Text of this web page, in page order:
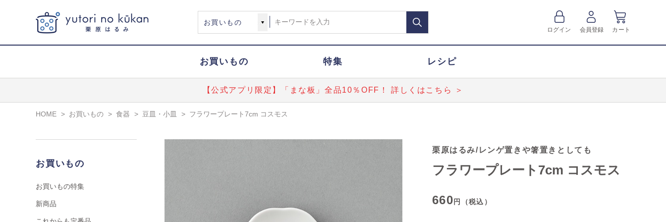
ログイン 会員登録 カート
お買いもの 特集 レシピ
【公式アプリ限定】「まな板」全品10％OFF！ 詳しくはこちら ＞
HOME > お買いもの > 食器 > 豆皿・小皿 > フラワープレート7cm コスモス
お買いもの
お買いもの特集
新商品
栗原はるみ/レンゲ置きや箸置きとしても
フラワープレート7cm コスモス
660円（税込）